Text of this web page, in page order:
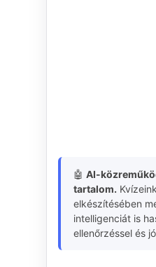
🤖 AI-
tartalom.
elkészítésében
intelligenciát is
ellenőrzéssel és